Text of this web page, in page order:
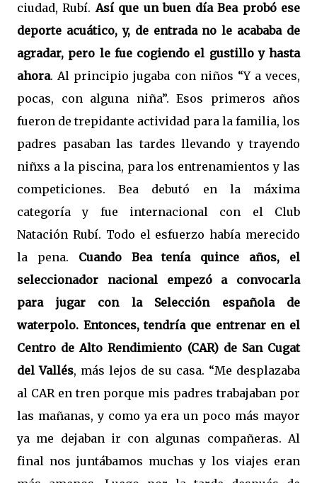
ciudad, Rubí.Así que un buen día Bea probó ese
deporte acuático, y, de entrada no le acababa de
agradar, pero le fue cogiendo el gustillo y hasta
ahora. Al principio jugaba con niños “Y a veces,
pocas, con alguna niña”. Esos primeros años
fueron de trepidante actividad para la familia, los
padres pasaban las tardes llevando y trayendo
niñxs a la piscina, para los entrenamientos y las
competiciones. Bea debutó en la máxima
categoría y fue internacional con el Club
Natación Rubí. Todo el esfuerzo había merecido
la pena. Cuando Bea tenía quince años, el
seleccionador nacional empezó a convocarla
para jugar con la Selección española de
waterpolo. Entonces, tendría que entrenar en el
Centro de Alto Rendimiento (CAR) de San Cugat
del Vallés, más lejos de su casa. “Me desplazaba
al CAR en tren porque mis padres trabajaban por
las mañanas, y como ya era un poco más mayor
ya me dejaban ir con algunas compañeras. Al
final nos juntábamos muchas y los viajes eran